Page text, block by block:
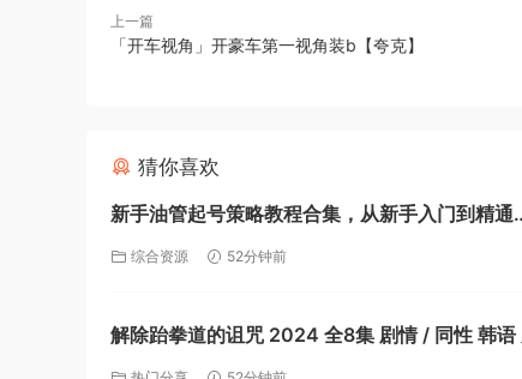
上一篇
「开车视角」开豪车第一视角装b【夸克】
猜你喜欢
新手油管起号策略教程合集，从新手入门到精通
【4.6GB】【夸克】
综合资源 52分钟前
解除跆拳道的诅咒 2024 全8集 剧情 / 同性 韩语 又名: Let
Free the Curse of Taekwondo【夸克】